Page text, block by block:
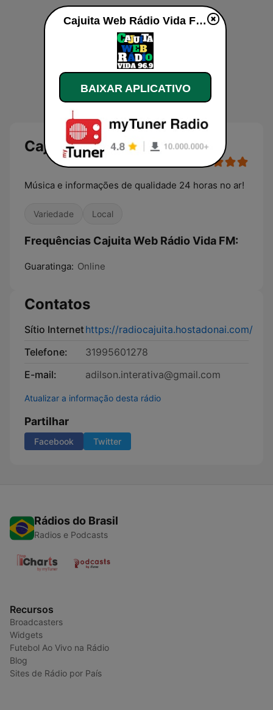
Cajuita Web Rádio Vida FM
Música e informações de qualidade 24 horas no ar!
Variedade Local
Frequências Cajuita Web Rádio Vida FM:
Guaratinga: Online
Contatos
Sítio Internethttps://radiocajuita.hostadonai.com/
Telefone:
31995601278
E-mail:
adilson.interativa@gmail.com
Atualizar a informação desta rádio
Partilhar
Facebook Twitter
Rádios do Brasil
Radios e Podcasts
Recursos
Broadcasters
Widgets
Futebol Ao Vivo na Rádio
Blog
Sites de Rádio por País
Cajuita Web Rádio Vida FM ao vivo
BAIXAR APLICATIVO